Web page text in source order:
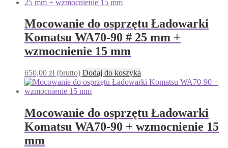
Mocowanie do osprzętu Ładowarki
Komatsu WA70-90 # 25 mm +
wzmocnienie 15 mm
650,00 zł(brutto) Dodaj do koszyka
Mocowanie do osprzętu Ładowarki
Komatsu WA70-90 + wzmocnienie 15
mm